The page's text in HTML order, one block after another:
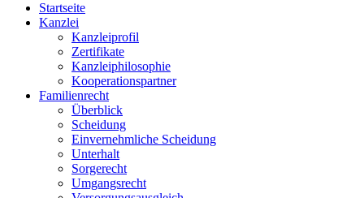
Startseite
Kanzlei
Kanzleiprofil
Zertifikate
Kanzleiphilosophie
Kooperationspartner
Familienrecht
Überblick
Scheidung
Einvernehmliche Scheidung
Unterhalt
Sorgerecht
Umgangsrecht